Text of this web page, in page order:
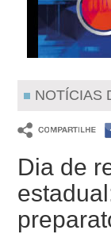
NOTÍCIAS
Dia de